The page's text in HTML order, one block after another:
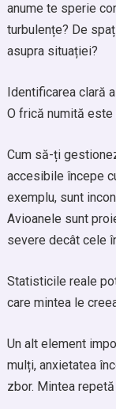
anume te sperie
turbulențe? De
asupra situației?
Identificarea clară
O frică numită este
Cum să-ți
accesibile începe
exemplu, sunt
Avioanele sunt
severe decât cele
Statisticile reale
care mintea le
Un alt element
mulți, anxietatea
zbor. Mintea